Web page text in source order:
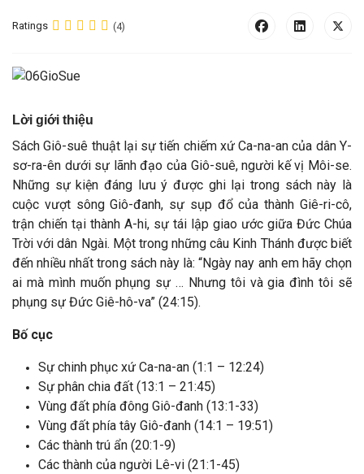
Ratings (4)
Lời giới thiệu
Sách Giô-suê thuật lại sự tiến chiếm xứ Ca-na-an của dân Y-
sơ-ra-ên dưới sự lãnh đạo của Giô-suê, người kế vị Môi-se.
Những sự kiện đáng lưu ý được ghi lại trong sách này là
cuộc vượt sông Giô-đanh, sự sụp đổ của thành Giê-ri-cô,
trận chiến tại thành A-hi, sự tái lập giao ước giữa Đức Chúa
Trời với dân Ngài. Một trong những câu Kinh Thánh được biết
đến nhiều nhất trong sách này là: “Ngày nay anh em hãy chọn
ai mà mình muốn phụng sự … Nhưng tôi và gia đình tôi sẽ
phụng sự Đức Giê-hô-va” (24:15).
Bố cục
Sự chinh phục xứ Ca-na-an (1:1 – 12:24)
Sự phân chia đất (13:1 – 21:45)
Vùng đất phía đông Giô-đanh (13:1-33)
Vùng đất phía tây Giô-đanh (14:1 – 19:51)
Các thành trú ẩn (20:1-9)
Các thành của người Lê-vi (21:1-45)